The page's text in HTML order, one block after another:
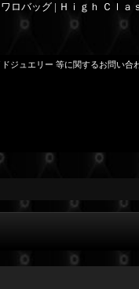
ロバッグ | Ｈｉｇｈ Ｃｌ
ジュエリー 等に関するお問い合